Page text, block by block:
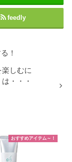
feedly
！
しむに
は・・・
おすすめアイテム～！